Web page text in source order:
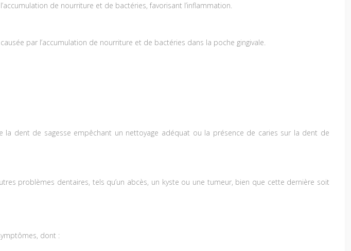
de nourriture et de bactéries, favorisant l’inflammation.
par l’accumulation de nourriture et de bactéries dans la poche gingivale.
dent de sagesse empêchant un nettoyage adéquat ou la présence de caries sur la dent de
problèmes dentaires, tels qu’un abcès, un kyste ou une tumeur, bien que cette dernière soit
dont :